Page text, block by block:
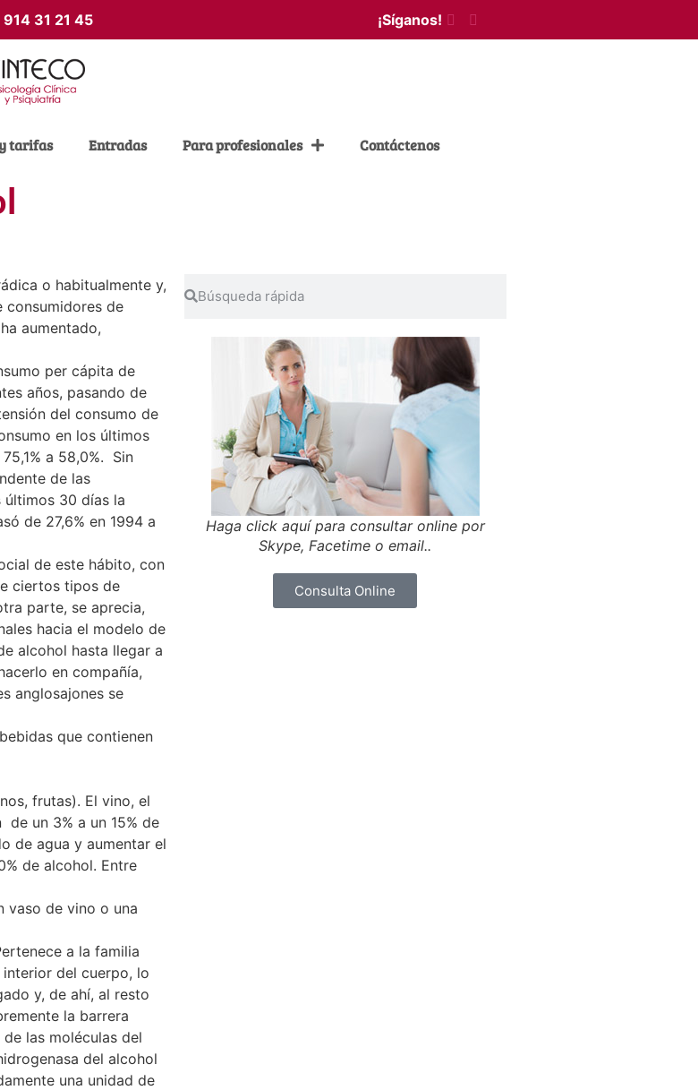
31 21 45 ¡Síganos!
tarifas Entradas Para profesionales Contáctenos
o habitualmente y,
consumidores de
aumentado,
per cápita de
años, pasando de
del consumo de
en los últimos
a 58,0%. Sin
de las
últimos 30 días la
de 27,6% en 1994 a
de este hábito, con
ciertos tipos de
parte, se aprecia,
hacia el modelo de
alcohol hasta llegar a
en compañía,
anglosajones se
que contienen
frutas). El vino, el
un 3% a un 15% de
de agua y aumentar el
de alcohol. Entre
vaso de vino o una
a la familia
del cuerpo, lo
y, de ahí, al resto
la barrera
las moléculas del
del alcohol
una unidad de
Haga click aquí para consultar online por
Skype, Facetime o email..
Consulta Online